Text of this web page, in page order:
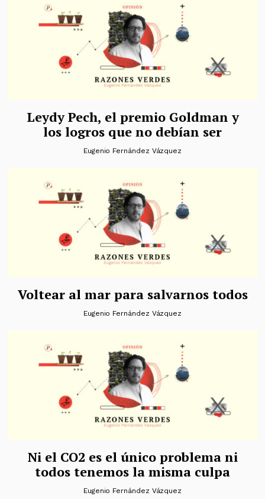
Leydy Pech, el premio Goldman y
los logros que no debían ser
Eugenio Fernández Vázquez
Voltear al mar para salvarnos todos
Eugenio Fernández Vázquez
Ni el CO2 es el único problema ni
todos tenemos la misma culpa
Eugenio Fernández Vázquez